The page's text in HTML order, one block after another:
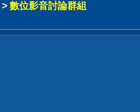
> 數位影音討論群組